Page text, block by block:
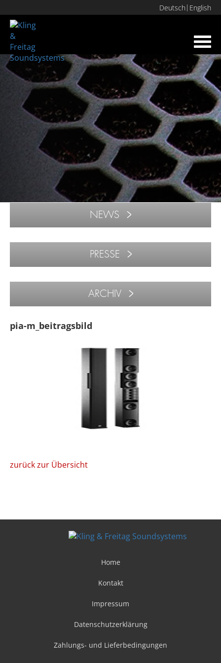
Deutsch English
NEWS
PRESSE
ARCHIV
pia-m_beitragsbild
zurück zur Übersicht
Home
Kontakt
Impressum
Datenschutzerklärung
Zahlungs- und Lieferbedingungen